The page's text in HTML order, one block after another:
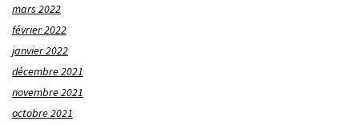
mars 2022
février 2022
janvier 2022
décembre 2021
novembre 2021
octobre 2021